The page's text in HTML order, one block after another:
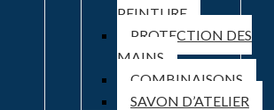
PEINTURE
PROTECTION DES
MAINS
COMBINAISONS
SAVON D’ATELIER